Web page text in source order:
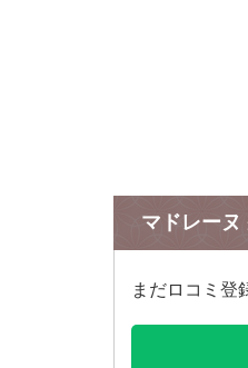
マドレーヌ
まだロコミ登